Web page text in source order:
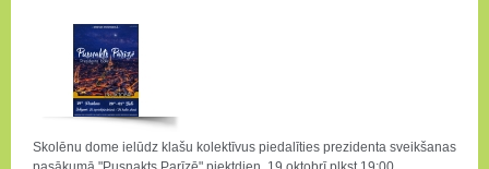
Skolēnu dome ielūdz klašu kolektīvus piedalīties prezidenta sveikšanas